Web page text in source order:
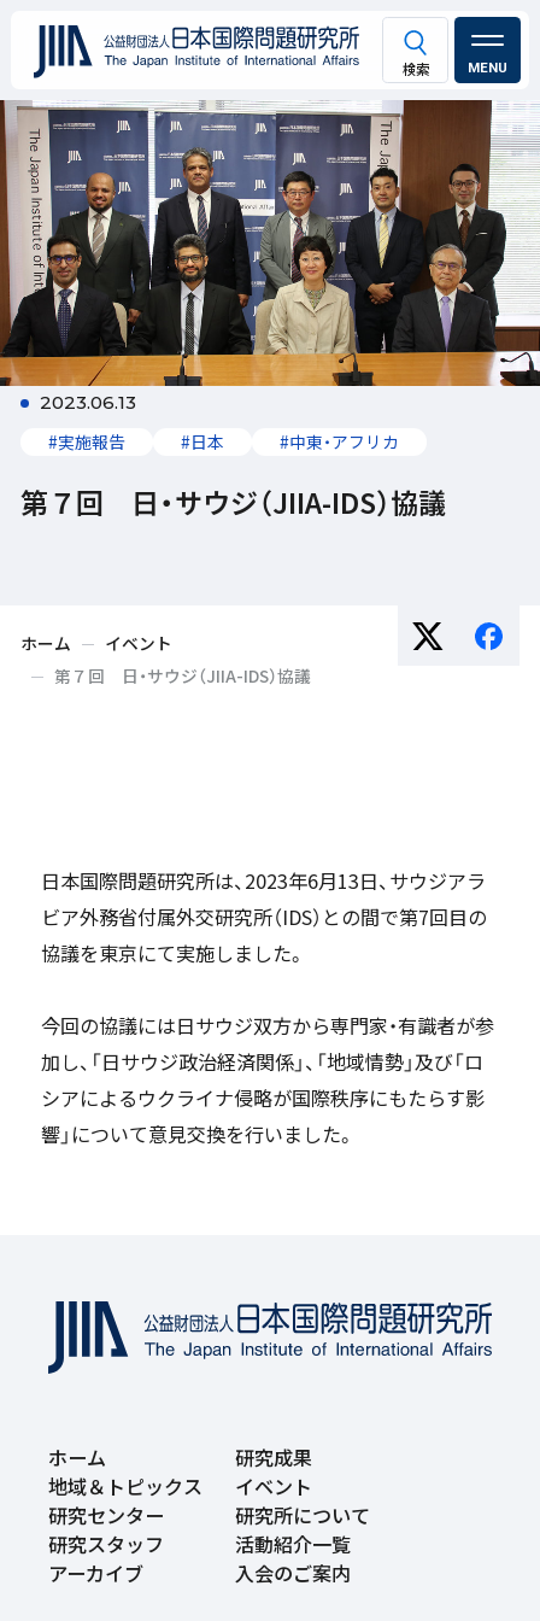
MENU
2023.06.13
#実施報告 #日本 #中東・アフリカ
第７回 日・サウジ（JIIA-IDS）協議
ホーム
イベント
第７回 日・サウジ（JIIA-IDS）協議
日本国際問題研究所は、2023年6月13日、サウジアラ
ビア外務省付属外交研究所（IDS）との間で第7回目の
協議を東京にて実施しました。
今回の協議には日サウジ双方から専門家・有識者が参
加し、「日サウジ政治経済関係」、「地域情勢」及び「ロ
シアによるウクライナ侵略が国際秩序にもたらす影
響」について意見交換を行いました。
ホーム
研究成果
地域＆トピックス
イベント
研究センター
研究所について
研究スタッフ
活動紹介一覧
アーカイブ
入会のご案内